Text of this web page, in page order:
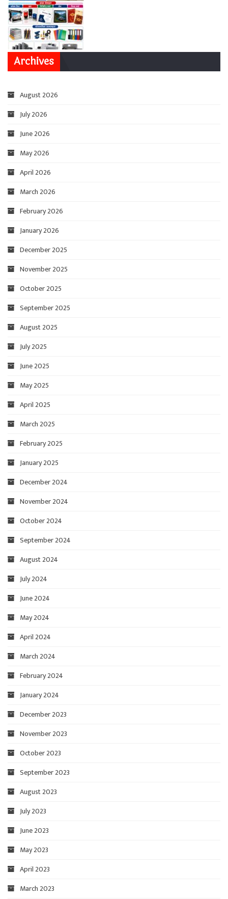
Archives
August 2026
July 2026
June 2026
May 2026
April 2026
March 2026
February 2026
January 2026
December 2025
November 2025
October 2025
September 2025
August 2025
July 2025
June 2025
May 2025
April 2025
March 2025
February 2025
January 2025
December 2024
November 2024
October 2024
September 2024
August 2024
July 2024
June 2024
May 2024
April 2024
March 2024
February 2024
January 2024
December 2023
November 2023
October 2023
September 2023
August 2023
July 2023
June 2023
May 2023
April 2023
March 2023